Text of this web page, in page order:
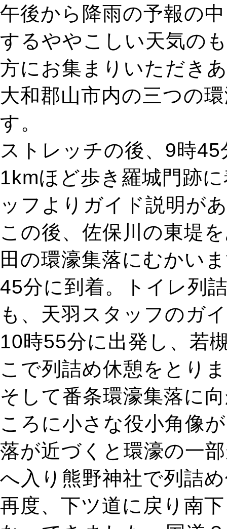
午後から降雨の予報の
するややこしい天気の
方にお集まりいただき
大和郡山市内の三つの
す。
ストレッチの後、9時
1kmほど歩き羅城門跡
ッフよりガイド説明が
この後、佐保川の東堤
田の環濠集落にむかい
45分に到着。トイレ列
も、天羽スタッフのガ
10時55分に出発し、若
こで列詰め休憩をとり
そして番条環濠集落に
ころに小さな役小角像
落が近づくと環濠の一
へ入り熊野神社で列詰
再度、下ツ道に戻り南